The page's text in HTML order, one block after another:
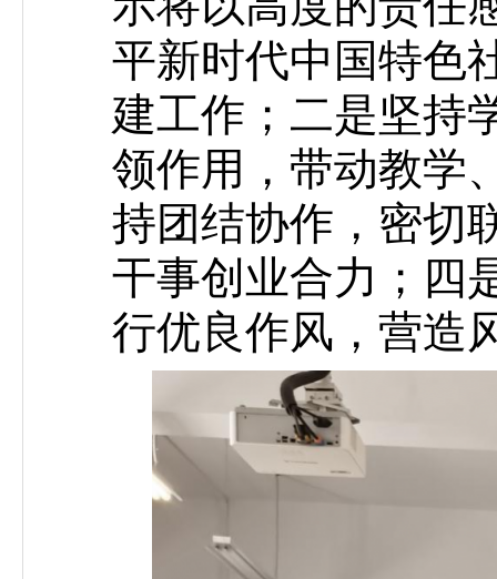
平新时代中国特色
建工作；二是坚持
领作用，带动教学
持团结协作，密切
干事创业合力；四
行优良作风，营造